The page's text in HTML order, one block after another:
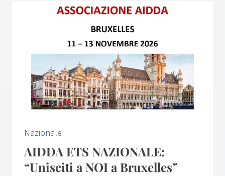
Nazionale
AIDDA ETS NAZIONALE:
“Unisciti a NOI a Bruxelles”